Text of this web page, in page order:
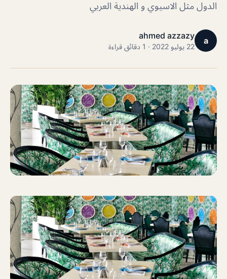
الدول مثل الاسيوي و الهندية العربي
a
ahmed azzazy
22 يوليو 2022 · 1 دقائق قراءة